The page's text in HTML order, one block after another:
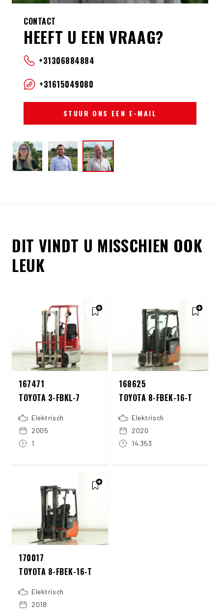
CONTACT
HEEFT U EEN VRAAG?
+31306884884
+31615049080
STUUR ONS EEN E-MAIL
DIT VINDT U MISSCHIEN OOK
LEUK
167471
TOYOTA 3-FBKL-7
Elektrisch
2005
1
168625
TOYOTA 8-FBEK-16-T
Elektrisch
2020
14.353
170017
TOYOTA 8-FBEK-16-T
Elektrisch
2018